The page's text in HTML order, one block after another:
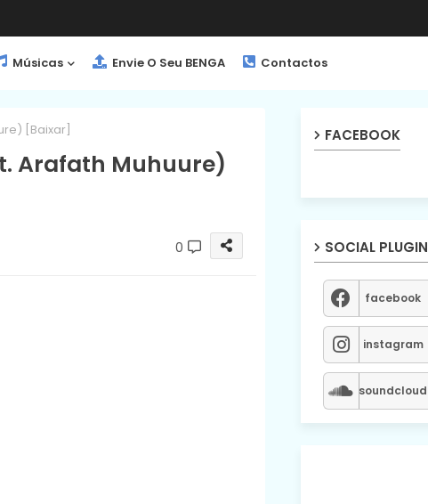
Músicas Envie O Seu BENGA Contactos
[Baixar]
Arafath Muhuure)
0
FACEBOOK
SOCIAL PLUGIN
facebook
instagram
soundcloud